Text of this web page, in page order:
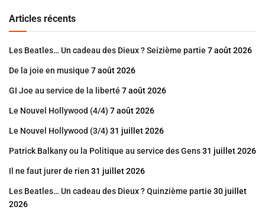
Articles récents
Les Beatles… Un cadeau des Dieux ? Seizième partie 7 août 2026
De la joie en musique 7 août 2026
GI Joe au service de la liberté 7 août 2026
Le Nouvel Hollywood (4/4) 7 août 2026
Le Nouvel Hollywood (3/4) 31 juillet 2026
Patrick Balkany ou la Politique au service des Gens31 juillet 2026
Il ne faut jurer de rien 31 juillet 2026
Les Beatles… Un cadeau des Dieux ? Quinzième partie 30 juillet
2026